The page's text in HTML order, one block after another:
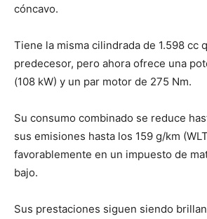
cóncavo.
Tiene la misma cilindrada de 1.598 cc
predecesor, pero ahora ofrece una
(108 kW) y un par motor de 275 Nm.
Su consumo combinado se reduce
sus emisiones hasta los 159 g/km
favorablemente en un impuesto de
bajo.
Sus prestaciones siguen siendo